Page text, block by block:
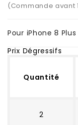
(Commande avant
Pour iPhone 8 Plus
Prix Dégressifs
Quantité
2